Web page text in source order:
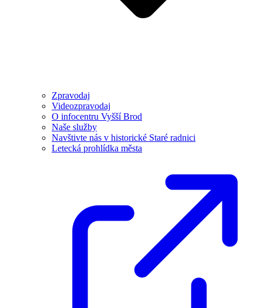
Zpravodaj
Videozpravodaj
O infocentru Vyšší Brod
Naše služby
Navštivte nás v historické Staré radnici
Letecká prohlídka města